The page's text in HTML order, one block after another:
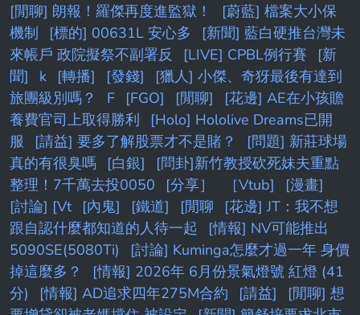
[閒聊] 朗報！羅傑再度進監獄！
[蔚藍] 檔案大小保
機制
[標的] 00631L 安心多
[新聞] 藍白硬推台灣未
來帳戶 政院擬祭不副署反
[LIVE] CPBL例行賽
[新
聞]
k [轉播] [發錢]
[獵人] 小傑、奇犽最後有達到
旅團級別嗎？
F [FGO] [閒聊]
[花邊] AE在小孩贍
養費官司上取得勝利
[Holo] Hololive Dreams已開
服
[請益] 要多了解股票才不是賭？
[問題] 新莊球場
真的有很臭嗎
[白銀]
[問卦]新竹教授砍死妹夫重點
整理！7千萬去投0050
[分享］ ［Vtub]
[漫畫]
[討論] [Vt
[內鬼] [鐵道] [閒聊
[花邊] JT：我不想
跟自認什麼都知道的人待一起
[情報] NV可能推出
5090SE(5080Ti)
[討論] Kuminga怎麼才過一年 身價
掉這麼多？
[情報] 2026年 6月份景氣燈號 紅燈 (41
分)
[情報] AD追求四年275M合約 [請益]
[閒聊] 想